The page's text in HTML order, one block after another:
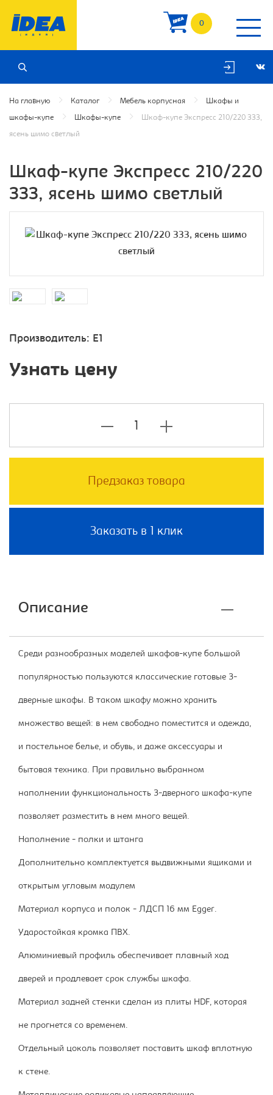
0
На главную Каталог Мебель корпусная Шкафы и
шкафы-купе Шкафы-купе Шкаф-купе Экспресс 210/220 ЗЗЗ,
ясень шимо светлый
Шкаф-купе Экспресс 210/220
ЗЗЗ, ясень шимо светлый
Производитель: E1
Узнать цену
Предзаказ товара
Заказать в 1 клик
Описание
Среди разнообразных моделей шкафов-купе большой
популярностью пользуются классические готовые 3-
дверные шкафы. В таком шкафу можно хранить
множество вещей: в нем свободно поместится и одежда,
и постельное белье, и обувь, и даже аксессуары и
бытовая техника. При правильно выбранном
наполнении функциональность 3-дверного шкафа-купе
позволяет разместить в нем много вещей.
Наполнение - полки и штанга
Дополнительно комплектуется выдвижными ящиками и
открытым угловым модулем
Материал корпуса и полок - ЛДСП 16 мм Egger.
Ударостойкая кромка ПВХ.
Алюминиевый профиль обеспечивает плавный ход
дверей и продлевает срок службы шкафа.
Материал задней стенки сделан из плиты HDF, которая
не прогнется со временем.
Отдельный цоколь позволяет поставить шкаф вплотную
к стене.